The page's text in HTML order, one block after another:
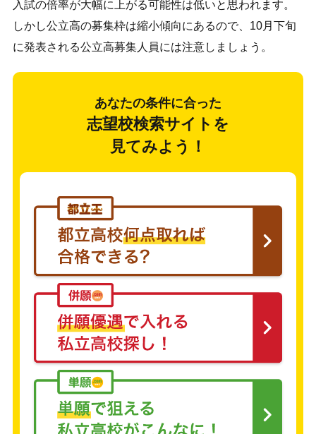
入試の倍率が大幅に上がる可能性は低いと思われます。
しかし公立高の募集枠は縮小傾向にあるので、10月下旬
に発表される公立高募集人員には注意しましょう。
あなたの条件に合った
志望校検索サイトを
見てみよう！